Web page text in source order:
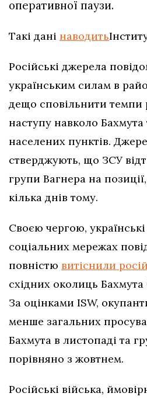
оперативної паузи.
Такі дані наводить
Російські джерела
українським силам в
дещо сповільнити темпи
наступу навколо
населених пунктів.
стверджують, що ЗСУ
групи Вагнера на
кілька днів тому.
Своєю чергою,
соціальних мережах
повністю витіснили
східних околиць Бахмута
За оцінками ISW,
менше загальних
Бахмута в листопаді та
порівняно з жовтнем.
Російські війська,